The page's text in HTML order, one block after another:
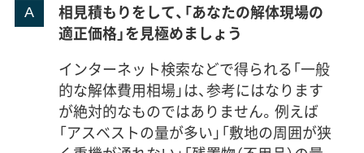
相見積もりをして、「あなたの解体現場の
適正価格」を見極めましょう
インターネット検索などで得られる「一般
的な解体費用相場」は、参考にはなります
が絶対的なものではありません。例えば
「アスベストの量が多い」「敷地の周囲が狭